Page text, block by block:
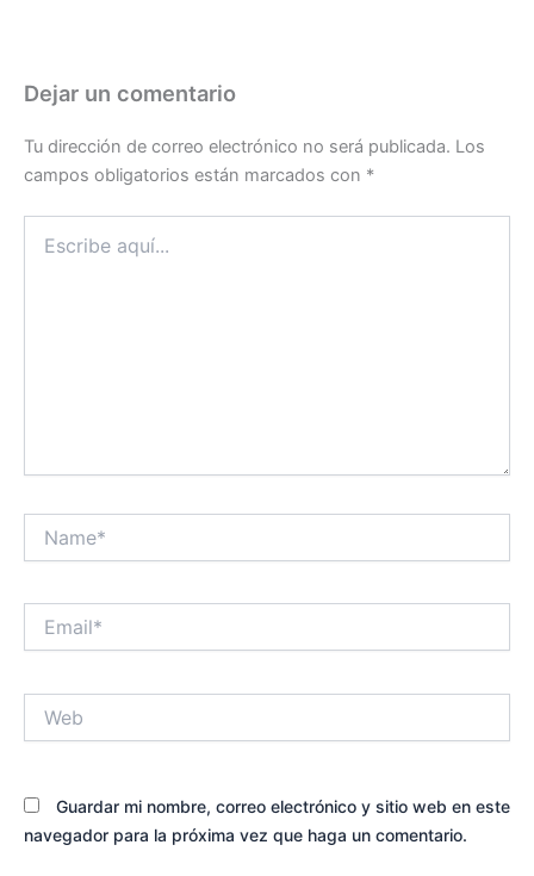
Dejar un comentario
Tu dirección de correo electrónico no será publicada. Los
campos obligatorios están marcados con *
aquí...
Guardar mi nombre, correo electrónico y sitio web en este
navegador para la próxima vez que haga un comentario.